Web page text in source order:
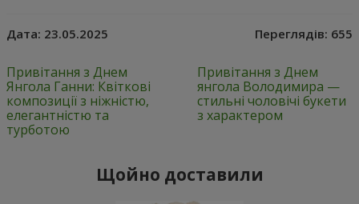
Дата: 23.05.2025 Переглядів: 655
Привітання з Днем
Янгола Ганни: Квіткові
композиції з ніжністю,
елегантністю та
турботою
Привітання з Днем
янгола Володимира —
стильні чоловічі букети
з характером
Щойно доставили